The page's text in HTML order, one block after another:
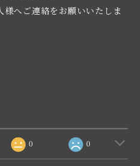
へご連絡をお願いいたしま
0 0